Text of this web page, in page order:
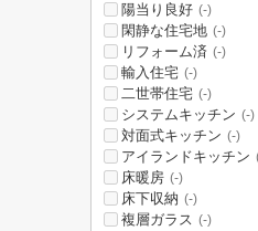
陽当り良好 (-)
閑静な住宅地 (-)
リフォーム済 (-)
輸入住宅 (-)
二世帯住宅 (-)
システムキッチン (-)
対面式キッチン (-)
アイランドキッチン
床暖房 (-)
床下収納 (-)
複層ガラス (-)